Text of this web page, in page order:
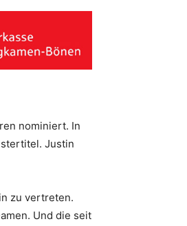
nominiert. In
Justin
zu vertreten.
Und die seit